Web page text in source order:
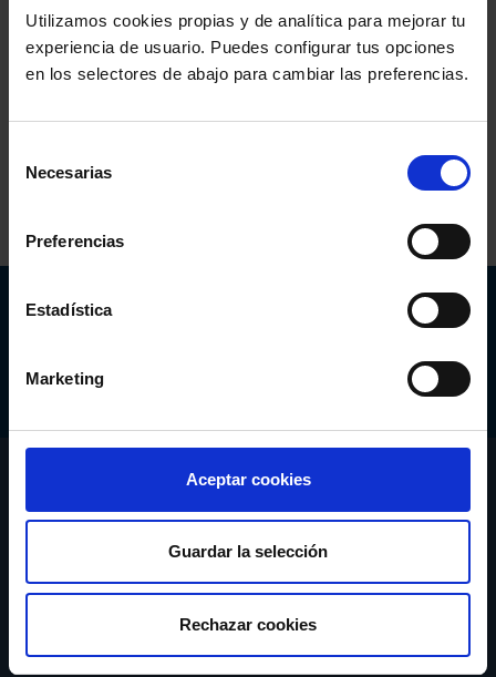
Utilizamos cookies propias y de analítica para mejorar tu
experiencia de usuario. Puedes configurar tus opciones
en los selectores de abajo para cambiar las preferencias.
Necesarias
Preferencias
Estadística
Marketing
Aceptar cookies
Guardar la selección
Rechazar cookies
SERVICIOS
ACTUALIDAD
PUBLICACIONES